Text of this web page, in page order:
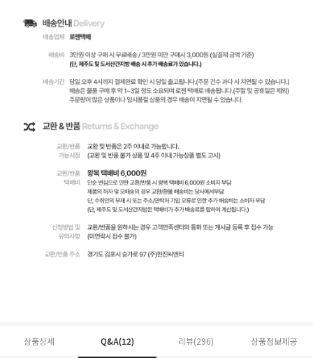
상품상세 Q&A(12) 리뷰(296) 상품정보제공